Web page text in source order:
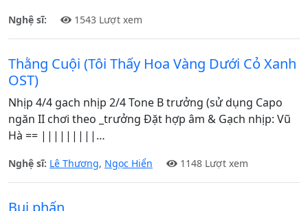
Nghệ sĩ: 1543 Lượt xem
Thằng Cuội (Tôi Thấy Hoa Vàng Dưới Cỏ Xanh
OST)
Nhịp 4/4 gach nhịp 2/4 Tone B trưởng (sử dụng Capo
ngăn II chơi theo _trưởng Đặt hợp âm & Gạch nhịp: Vũ
Hà == |||||||||…
Nghệ sĩ: Lê Thương, Ngọc Hiển 1148 Lượt xem
Bụi phấn